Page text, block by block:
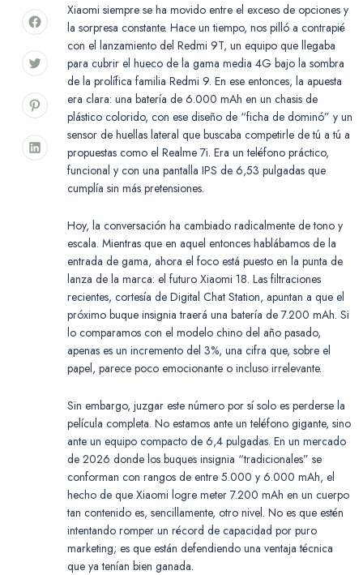
Xiaomi siempre se ha movido entre el exceso de opciones y
la sorpresa constante. Hace un tiempo, nos pilló a contrapié
con el lanzamiento del Redmi 9T, un equipo que llegaba
para cubrir el hueco de la gama media 4G bajo la sombra
de la prolífica familia Redmi 9. En ese entonces, la apuesta
era clara: una batería de 6.000 mAh en un chasis de
plástico colorido, con ese diseño de “ficha de dominó” y un
sensor de huellas lateral que buscaba competirle de tú a tú a
propuestas como el Realme 7i. Era un teléfono práctico,
funcional y con una pantalla IPS de 6,53 pulgadas que
cumplía sin más pretensiones.
Hoy, la conversación ha cambiado radicalmente de tono y
escala. Mientras que en aquel entonces hablábamos de la
entrada de gama, ahora el foco está puesto en la punta de
lanza de la marca: el futuro Xiaomi 18. Las filtraciones
recientes, cortesía de Digital Chat Station, apuntan a que el
próximo buque insignia traerá una batería de 7.200 mAh. Si
lo comparamos con el modelo chino del año pasado,
apenas es un incremento del 3%, una cifra que, sobre el
papel, parece poco emocionante o incluso irrelevante.
Sin embargo, juzgar este número por sí solo es perderse la
película completa. No estamos ante un teléfono gigante, sino
ante un equipo compacto de 6,4 pulgadas. En un mercado
de 2026 donde los buques insignia “tradicionales” se
conforman con rangos de entre 5.000 y 6.000 mAh, el
hecho de que Xiaomi logre meter 7.200 mAh en un cuerpo
tan contenido es, sencillamente, otro nivel. No es que estén
intentando romper un récord de capacidad por puro
marketing; es que están defendiendo una ventaja técnica
que ya tenían bien ganada.